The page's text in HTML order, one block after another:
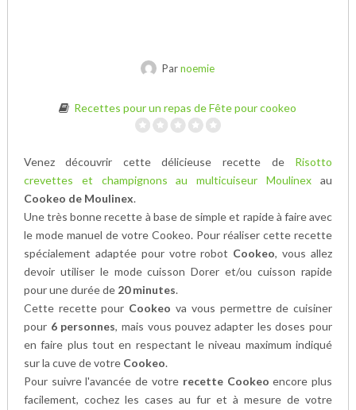
Parnoemie
Recettes pour un repas de Fête pour cookeo
Venez découvrir cette délicieuse recette de Risotto
crevettes et champignons au multicuiseur Moulinex au
Cookeo de Moulinex.
Une très bonne recette à base de simple et rapide à faire avec
le mode manuel de votre Cookeo. Pour réaliser cette recette
spécialement adaptée pour votre robot Cookeo, vous allez
devoir utiliser le mode cuisson Dorer et/ou cuisson rapide
pour une durée de 20 minutes.
Cette recette pour Cookeo va vous permettre de cuisiner
pour 6 personnes, mais vous pouvez adapter les doses pour
en faire plus tout en respectant le niveau maximum indiqué
sur la cuve de votre Cookeo.
Pour suivre l'avancée de votre recette Cookeo encore plus
facilement, cochez les cases au fur et à mesure de votre